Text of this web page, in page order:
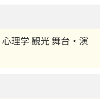
理学 観光 舞台・演